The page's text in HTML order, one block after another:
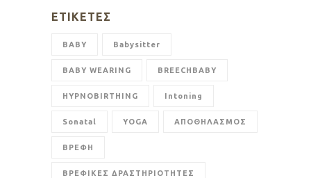
ΕΤΙΚΈΤΕΣ
BABY Babysitter
BABY WEARING BREECHBABY
HYPNOBIRTHING Intoning
Sonatal YOGA ΑΠΟΘΗΛΑΣΜΟΣ
ΒΡΕΦΗ
ΒΡΕΦΙΚΕΣ ΔΡΑΣΤΗΡΙΟΤΗΤΕΣ